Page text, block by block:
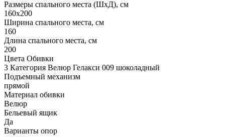
Размеры спального места (ШхД), см
160х200
Ширина спального места, см
160
Длина спального места, см
200
Цвета Обивки
3 Категория Велюр Гелакси 009 шоколадный
Подъемный механизм
прямой
Материал обивки
Велюр
Бельевый ящик
Да
Варианты опор